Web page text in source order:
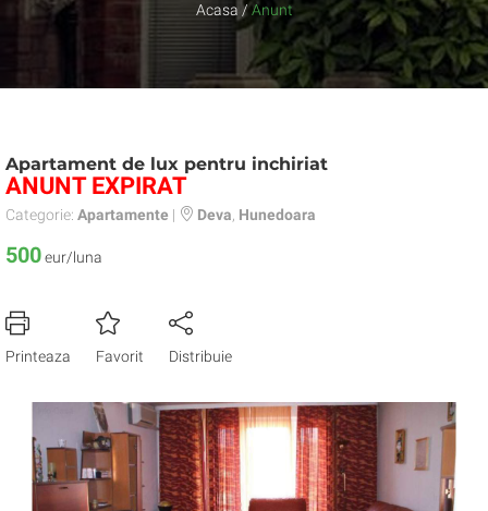
Acasa / Anunt
Apartament de lux pentru inchiriat
ANUNT EXPIRAT
Categorie: Apartamente | Deva Hunedoara
500eur/luna
Printeaza Favorit Distribuie